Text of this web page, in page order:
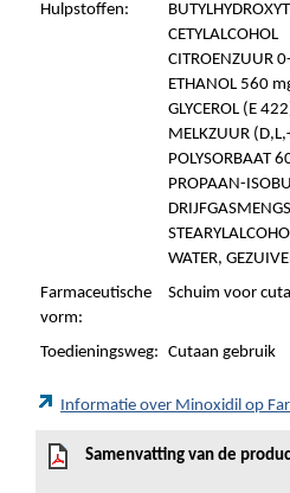
Hulpstoffen:
CETYLALCOHOL
CITROENZUUR
ETHANOL 560
GLYCEROL (E
MELKZUUR
POLYSORBAAT
PROPAAN-
WATER,
Farmaceutische
vorm:
Schuim voor
Toedieningsweg: Cutaan gebruik
Informatie over Minoxidil op
Samenvatting van de